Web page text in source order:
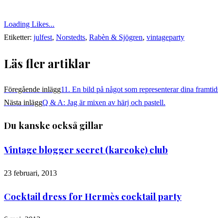
Loading Likes...
Etiketter: julfest, Norstedts, Rabèn & Sjögren, vintageparty
Läs fler artiklar
Föregående inlägg11. En bild på något som representerar dina
Nästa inläggQ & A: Jag är mixen av härj och pastell.
Du kanske också gillar
Vintage blogger secret (kareoke) club
23 februari, 2013
Cocktail dress for Hermès cocktail party